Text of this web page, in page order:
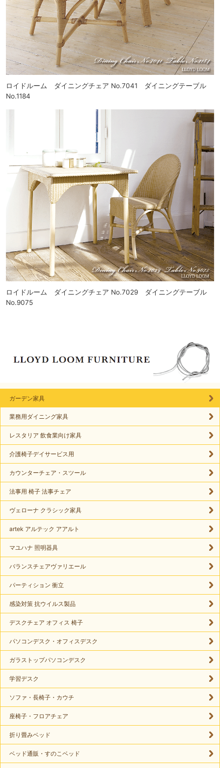
ロイドルーム ダイニングチェア No.7041 ダイニングテーブル
No.1184
ロイドルーム ダイニングチェア No.7029 ダイニングテーブル
No.9075
ガーデン家具
業務用ダイニング家具
レスタリア 飲食業向け家具
介護椅子デイサービス用
カウンターチェア・スツール
法事用 椅子 法事チェア
ヴェローナ クラシック家具
artek アルテック アアルト
マユハナ 照明器具
バランスチェアヴァリエール
パーティション 衝立
感染対策 抗ウイルス製品
デスクチェア オフィス 椅子
パソコンデスク・オフィスデスク
ガラストップパソコンデスク
学習デスク
ソファ・長椅子・カウチ
座椅子・フロアチェア
折り畳みベッド
ベッド通販・すのこベッド